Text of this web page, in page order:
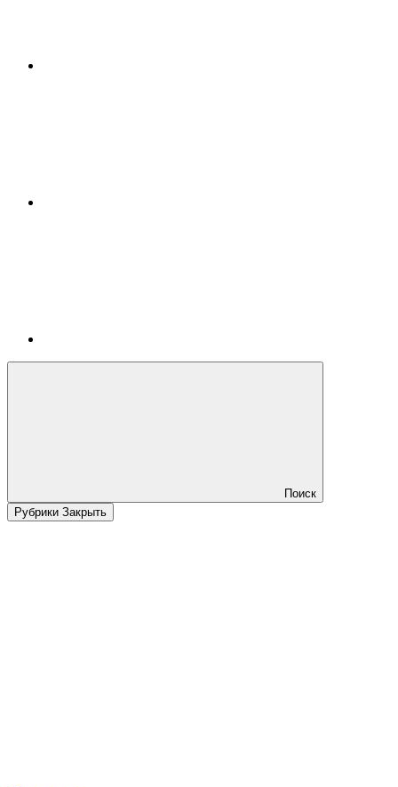
Поиск
Рубрики Закрыть